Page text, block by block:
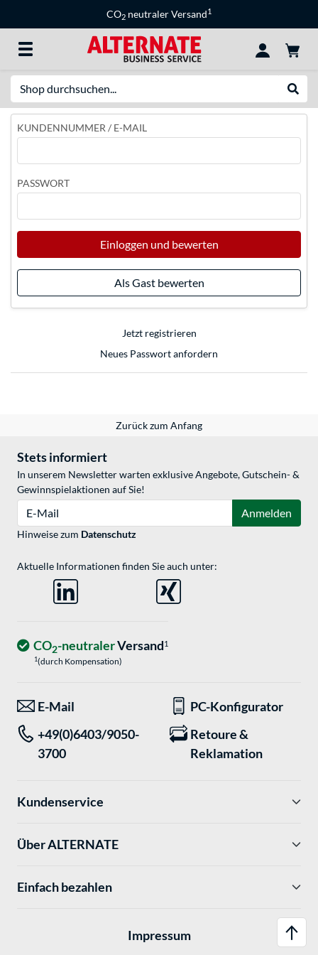
CO2 neutraler Versand1
KUNDENNUMMER / E-MAIL
PASSWORT
Einloggen und bewerten
Als Gast bewerten
Jetzt registrieren
Neues Passwort anfordern
Zurück zum Anfang
Stets informiert
In unserem Newsletter warten exklusive Angebote, Gutschein- &
Gewinnspielaktionen auf Sie!
Anmelden
Hinweise zum Datenschutz
Aktuelle Informationen finden Sie auch unter:
CO2-neutralerVersand1
1(durch Kompensation)
E-Mail
PC-Konfigurator
+49(0)6403/9050-
3700
Retoure &
Reklamation
Kundenservice
Über ALTERNATE
Einfach bezahlen
Impressum